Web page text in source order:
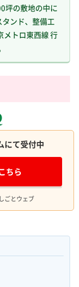
坪の敷地の中に
ンド、整備工
メトロ東西線 行
にて受付中
ちら
ごとウェブ